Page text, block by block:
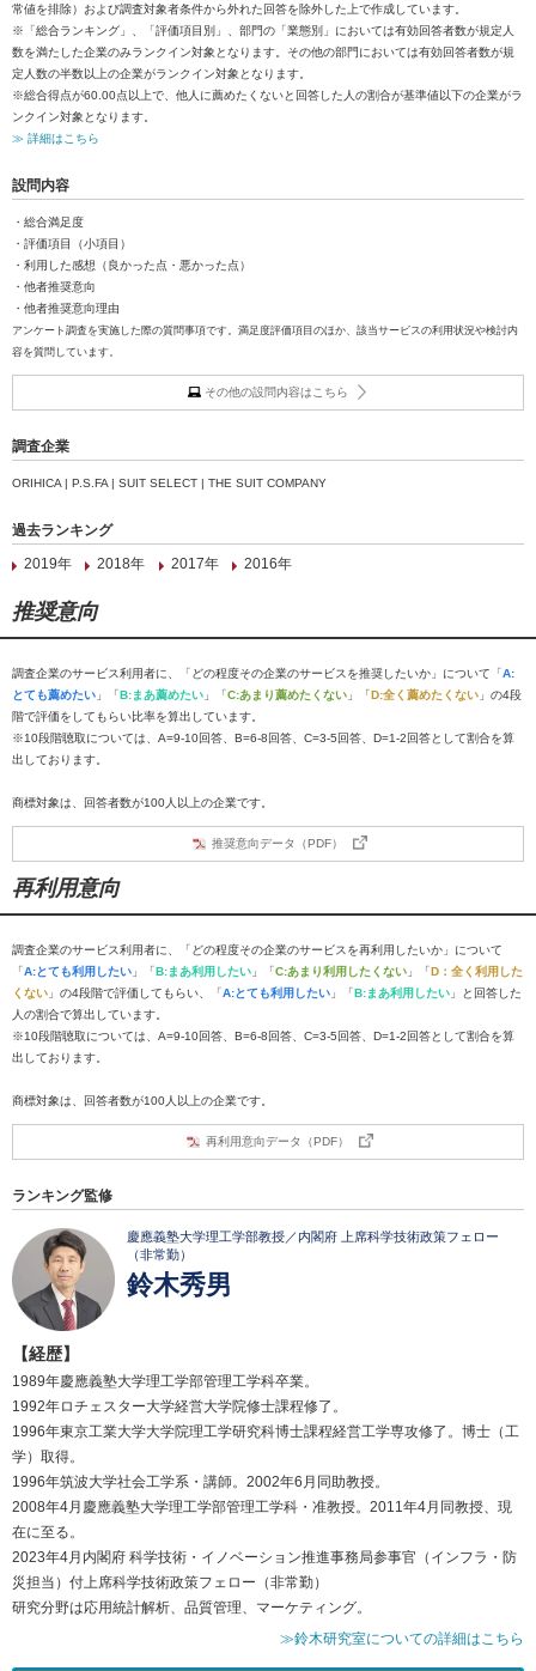
常値を排除）および調査対象者条件から外れた回答を除外した上で作成しています。
※「総合ランキング」、「評価項目別」、部門の「業態別」においては有効回答者数が規定人
数を満たした企業のみランクイン対象となります。その他の部門においては有効回答者数が規
定人数の半数以上の企業がランクイン対象となります。
※総合得点が60.00点以上で、他人に薦めたくないと回答した人の割合が基準値以下の企業がラ
ンクイン対象となります。
≫ 詳細はこちら
設問内容
・総合満足度
・評価項目（小項目）
・利用した感想（良かった点・悪かった点）
・他者推奨意向
・他者推奨意向理由
アンケート調査を実施した際の質問事項です。満足度評価項目のほか、該当サービスの利用状況や検討内
容を質問しています。
その他の設問内容はこちら
調査企業
ORIHICA | P.S.FA | SUIT SELECT | THE SUIT COMPANY
過去ランキング
2019年
2018年 2017年 2016年
推奨意向
調査企業のサービス利用者に、「どの程度その企業のサービスを推奨したいか」について「A:
とても薦めたい 」「B:まあ薦めたい 」「C:あまり薦めたくない 」「D:全く薦めたくない 」の4段
階で評価をしてもらい比率を算出しています。
※10段階聴取については、A=9-10回答、B=6-8回答、C=3-5回答、D=1-2回答として割合を算
出しております。
商標対象は、回答者数が100人以上の企業です。
推奨意向データ（PDF）
再利用意向
調査企業のサービス利用者に、「どの程度その企業のサービスを再利用したいか」について
「A:とても利用したい 」「B:まあ利用したい 」「C:あまり利用したくない 」「D：全く利用した
くない 」の4段階で評価してもらい、「A:とても利用したい 」「B:まあ利用したい 」と回答した
人の割合で算出しています。
※10段階聴取については、A=9-10回答、B=6-8回答、C=3-5回答、D=1-2回答として割合を算
出しております。
商標対象は、回答者数が100人以上の企業です。
再利用意向データ（PDF）
ランキング監修
慶應義塾大学理工学部教授／内閣府 上席科学技術政策フェロー
（非常勤）
鈴木秀男
【経歴】
1989年慶應義塾大学理工学部管理工学科卒業。
1992年ロチェスター大学経営大学院修士課程修了。
1996年東京工業大学大学院理工学研究科博士課程経営工学専攻修了。博士（工
学）取得。
1996年筑波大学社会工学系・講師。2002年6月同助教授。
2008年4月慶應義塾大学理工学部管理工学科・准教授。2011年4月同教授、現
在に至る。
2023年4月内閣府 科学技術・イノベーション推進事務局参事官（インフラ・防
災担当）付上席科学技術政策フェロー（非常勤）
研究分野は応用統計解析、品質管理、マーケティング。
≫鈴木研究室についての詳細はこちら